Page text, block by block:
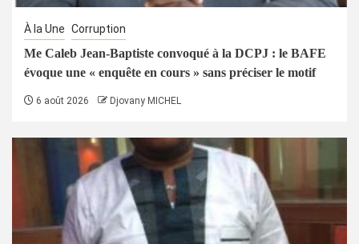
À la Une Corruption
Me Caleb Jean-Baptiste convoqué à la DCPJ : le BAFE
évoque une « enquête en cours » sans préciser le motif
6 août 2026 Djovany MICHEL